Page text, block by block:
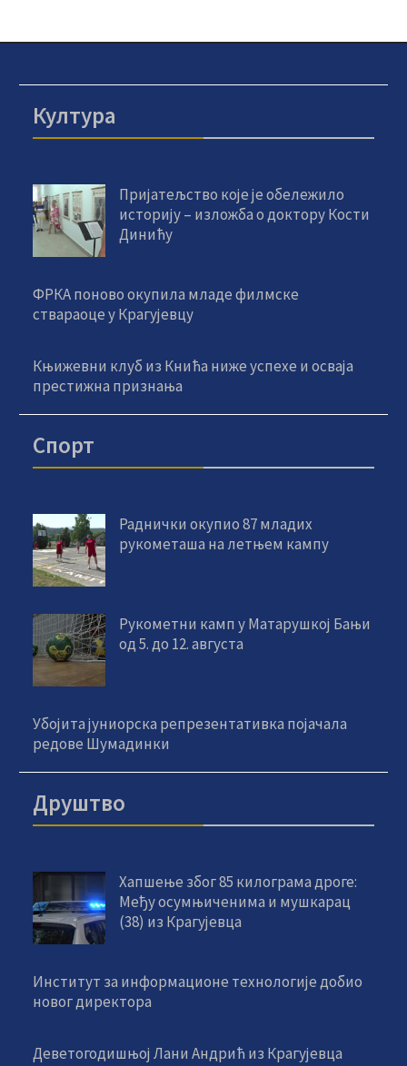
Култура
Пријатељство које је обележило
историју – изложба о доктору Кости
Динићу
ФРКА поново окупила младе филмске
ствараоце у Крагујевцу
Књижевни клуб из Кнића ниже успехе и осваја
престижна признања
Спорт
Раднички окупио 87 младих
рукометаша на летњем кампу
Рукометни камп у Матарушкој Бањи
од 5. до 12. августа
Убојита јуниорска репрезентативка појачала
редове Шумадинки
Друштво
Хапшење због 85 килограма дроге:
Међу осумњиченима и мушкарац
(38) из Крагујевца
Институт за информационе технологије добио
новог директора
Деветогодишњој Лани Андрић из Крагујевца